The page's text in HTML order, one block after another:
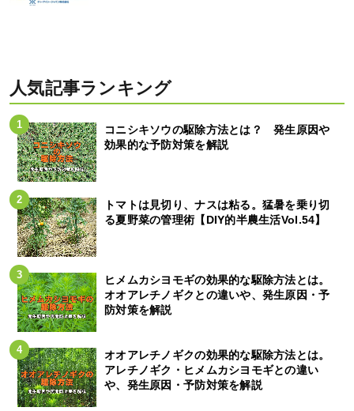
人気記事ランキング
コニシキソウの駆除方法とは？ 発生原因や
効果的な予防対策を解説
トマトは見切り、ナスは粘る。猛暑を乗り切
る夏野菜の管理術【DIY的半農生活Vol.54】
ヒメムカシヨモギの効果的な駆除方法とは。
オオアレチノギクとの違いや、発生原因・予
防対策を解説
オオアレチノギクの効果的な駆除方法とは。
アレチノギク・ヒメムカシヨモギとの違い
や、発生原因・予防対策を解説